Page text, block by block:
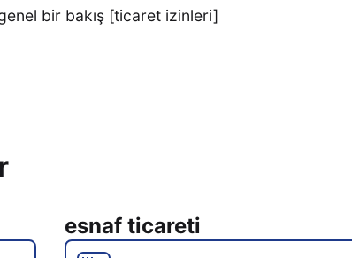
bir bakış [ticaret izinleri]
esnaf ticareti